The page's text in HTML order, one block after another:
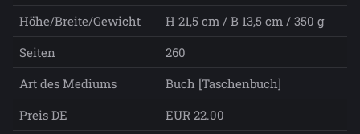
Höhe/Breite/Gewicht
H 21,5 cm / B 13,5 cm / 350 g
Seiten
260
Art des Mediums
Buch [Taschenbuch]
Preis DE
EUR 22.00